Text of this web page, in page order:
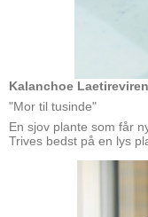
Kalanchoe
"Mor til tusinde"
En sjov plante som får
Trives bedst på en lys